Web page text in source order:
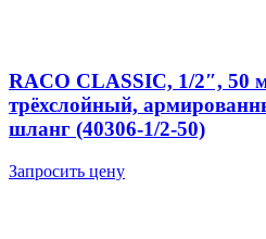
RACO CLASSIC, 1/2″, 50
трёхслойный,
шланг (40306-1/2-50)
Запросить цену